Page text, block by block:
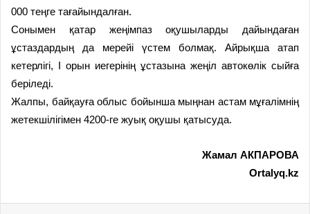
000 теңге тағайындалған.
Сонымен қатар жеңімпаз оқушыларды дайындаған
ұстаздардың да мерейі үстем болмақ. Айрықша атап
кетерлігі, І орын иегерінің ұстазына жеңіл автокөлік сыйға
беріледі.
Жалпы, байқауға облыс бойынша мыңнан астам мұғалімнің
жетекшілігімен 4200-ге жуық оқушы қатысуда.
Жамал АКПАРОВА
Ortalyq.kz